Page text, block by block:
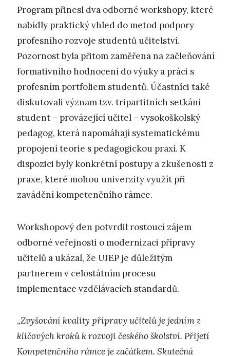
Program přinesl dva odborné workshopy, které
nabídly praktický vhled do metod podpory
profesního rozvoje studentů učitelství.
Pozornost byla přitom zaměřena na začleňování
formativního hodnocení do výuky a práci s
profesním portfoliem studentů. Účastníci také
diskutovali význam tzv. tripartitních setkání
student – provázející učitel – vysokoškolský
pedagog, která napomáhají systematickému
propojení teorie s pedagogickou praxí. K
dispozici byly konkrétní postupy a zkušenosti z
praxe, které mohou univerzity využít při
zavádění kompetenčního rámce.
Workshopový den potvrdil rostoucí zájem
odborné veřejnosti o modernizaci přípravy
učitelů a ukázal, že UJEP je důležitým
partnerem v celostátním procesu
implementace vzdělávacích standardů.
„Zvyšování kvality přípravy učitelů je jedním z
klíčových kroků k rozvoji českého školství. Přijetí
Kompetenčního rámce je začátkem. Skutečná